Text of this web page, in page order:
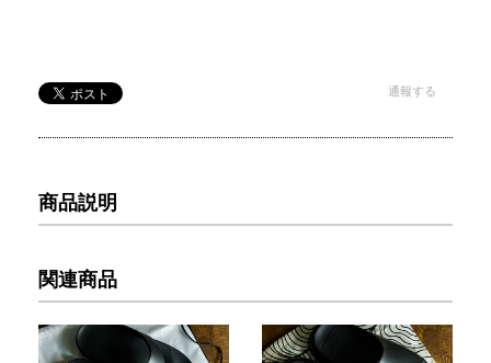
通報する
商品説明
関連商品